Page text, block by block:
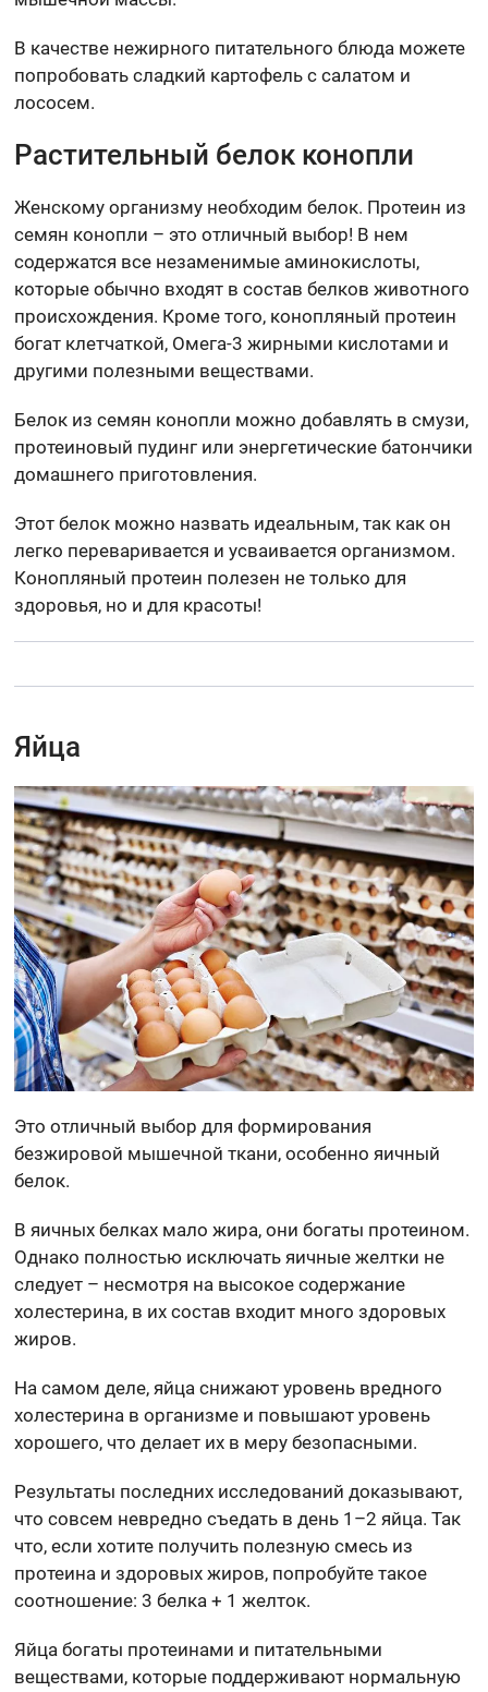
В качестве нежирного питательного блюда можете
попробовать сладкий картофель с салатом и
лососем.
Растительный белок конопли
Женскому организму необходим белок. Протеин из
семян конопли – это отличный выбор! В нем
содержатся все незаменимые аминокислоты,
которые обычно входят в состав белков животного
происхождения. Кроме того, конопляный протеин
богат клетчаткой, Омега-3 жирными кислотами и
другими полезными веществами.
Белок из семян конопли можно добавлять в смузи,
протеиновый пудинг или энергетические батончики
домашнего приготовления.
Этот белок можно назвать идеальным, так как он
легко переваривается и усваивается организмом.
Конопляный протеин полезен не только для
здоровья, но и для красоты!
Яйца
Это отличный выбор для формирования
безжировой мышечной ткани, особенно яичный
белок.
В яичных белках мало жира, они богаты протеином.
Однако полностью исключать яичные желтки не
следует – несмотря на высокое содержание
холестерина, в их состав входит много здоровых
жиров.
На самом деле, яйца снижают уровень вредного
холестерина в организме и повышают уровень
хорошего, что делает их в меру безопасными.
Результаты последних исследований доказывают,
что совсем невредно съедать в день 1–2 яйца. Так
что, если хотите получить полезную смесь из
протеина и здоровых жиров, попробуйте такое
соотношение: 3 белка + 1 желток.
Яйца богаты протеинами и питательными
веществами, которые поддерживают нормальную